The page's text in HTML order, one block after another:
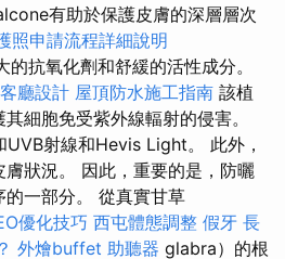
有助於保護皮膚的深層層次
照申請流程詳細說明
抗氧化劑和舒緩的活性成分。
客廳設計 屋頂防水施工指南 該植
細胞免受紫外線輻射的侵害。
射線和Hevis Light。 此外，
狀況。 因此，重要的是，防曬
一部分。 從真實甘草
優化技巧 西屯體態調整 假牙 長
外燴buffet 助聽器 glabra）的根